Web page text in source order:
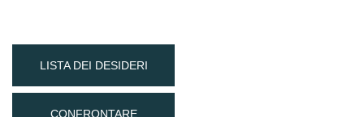
LISTA DEI DESIDERI
CONFRONTARE